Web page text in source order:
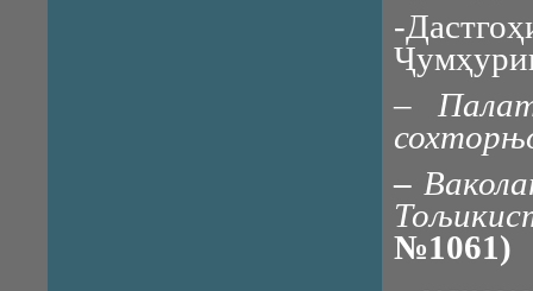
-
–
сохторњ
–
Тољ
№1061)